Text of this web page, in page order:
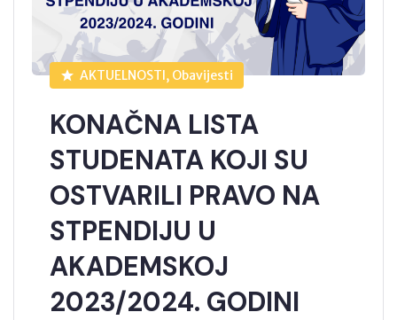
AKTUELNOSTI, Obavijesti
KONAČNA LISTA
STUDENATA KOJI SU
OSTVARILI PRAVO NA
STPENDIJU U
AKADEMSKOJ
2023/2024. GODINI